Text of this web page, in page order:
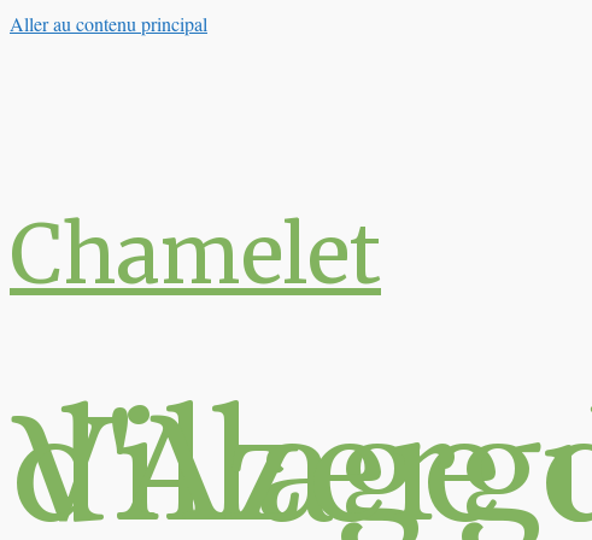
Aller au contenu principal
Chamelet
Village du Val